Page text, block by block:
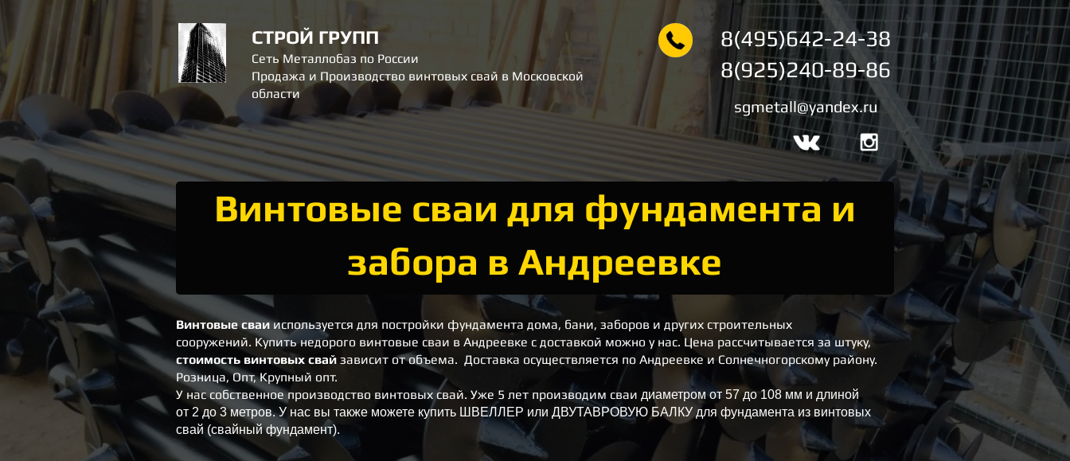
СТРОЙ ГРУПП
Сеть Металлобаз по России
Продажа и Производство винтовых свай в Московской
области
8(495)642-24-38
8(925)240-89-86
sgmetall@yandex.ru
Винтовые сваи для фундамента и
забора в Андреевке
Винтовые сваииспользуется для постройки фундамента дома, бани, заборов и других строительных
сооружений. Купить недорого винтовые сваи в Андреевке с доставкой можно у нас. Цена рассчитывается за штуку,
стоимость винтовых свайзависит от объема. Доставка осуществляется по Андреевке и Солнечногорскому району.
Розница, Опт, Крупный опт.
У нас собственное производство винтовых свай. Уже 5 лет производим сваи диаметром от 57 до 108 мм и длиной
от 2 до 3 метров. У нас вы также можете купить ШВЕЛЛЕР или ДВУТАВРОВУЮ БАЛКУдля фундамента из винтовых
свай (свайный фундамент).